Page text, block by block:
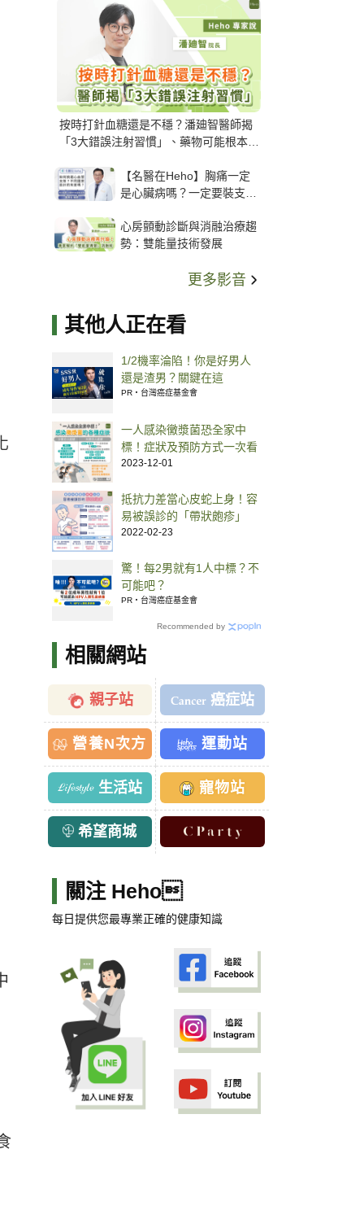
按時打針血糖還是不穩？潘廸智醫師揭
「3大錯誤注射習慣」、藥物可能根本沒
【名醫在Heho】胸痛一定
是心臟病嗎？一定要裝支
解析支架種類、風險與選擇
關鍵
心房顫動診斷與消融治療趨
勢：雙能量技術發展
更多影音
其他人正在看
1/2機率淪陷！你是好男人
還是渣男？關鍵在這
PR・台灣癌症基金會
一人感染黴漿菌恐全家中
標！症狀及預防方式一次看
2023-12-01
抵抗力差當心皮蛇上身！容
易被誤診的「帶狀皰疹」
2022-02-23
驚！每2男就有1人中標？不
可能吧？
PR・台灣癌症基金會
Recommended by
相關網站
親子站 癌症站
營養N次方 運動站
生活站 寵物站
希望商城
關注 Heho
每日提供您最專業正確的健康知識